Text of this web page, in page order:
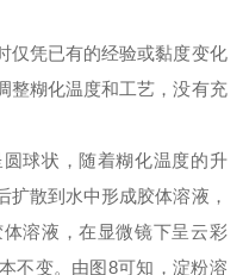
凭已有的经验或黏度变化
整糊化温度和工艺，没有充
球状，随着糊化温度的升
扩散到水中形成胶体溶液，
溶液，在显微镜下呈云彩
不变。由图8可知，淀粉溶